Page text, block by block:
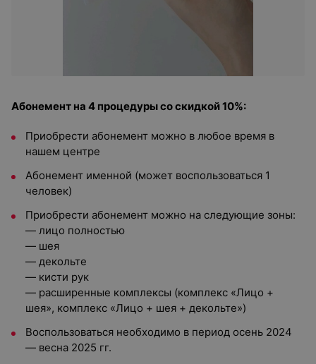
Абонемент на 4 процедуры со скидкой 10%:
Приобрести абонемент можно в любое время в
нашем центре
Абонемент именной (может воспользоваться 1
человек)
Приобрести абонемент можно на следующие зоны:
— лицо полностью
— шея
— декольте
— кисти рук
— расширенные комплексы (комплекс «Лицо +
шея», комплекс «Лицо + шея + декольте»)
Воспользоваться необходимо в период осень 2024
— весна 2025 гг.